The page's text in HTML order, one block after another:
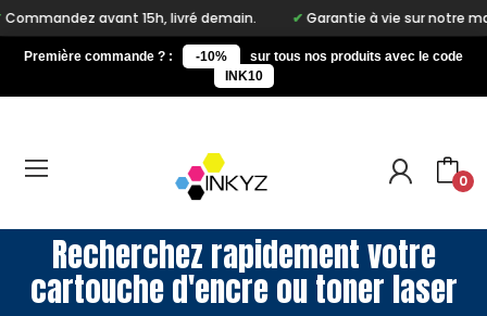
15h, livré demain. Garantie à vie sur notre marque Inkyz
Première commande ? : -10%
sur tous nos produits avec le code
INK10
0
Recherchez rapidement votre
cartouche d'encre ou toner laser